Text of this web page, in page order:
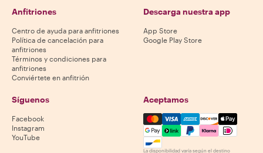
Anfitriones
Centro de ayuda para anfitriones
Política de cancelación para
anfitriones
Términos y condiciones para
anfitriones
Conviértete en anfitrión
Descarga nuestra app
App Store
Google Play Store
Síguenos
Facebook
Instagram
YouTube
Aceptamos
Mastercard, Visa, Amex,
La disponibilidad varía según el destino